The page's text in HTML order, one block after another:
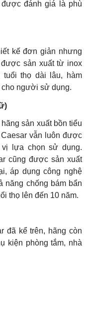
đánh giá là phù
kế đơn giản nhưng
sản xuất từ inox
thọ dài lâu, hàm
cho người sử dụng.
sản xuất bồn tiểu
vẫn luôn được
lựa chọn sử dụng.
cũng được sản xuất
áp dụng công nghệ
năng chống bám bẩn
thọ lên đến 10 năm.
đã kể trên, hãng còn
kiện phòng tắm, nhà